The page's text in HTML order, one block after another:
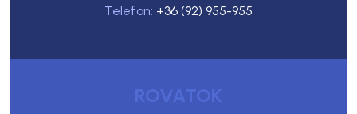
Telefon: +36 (92) 955-955
ROVATOK